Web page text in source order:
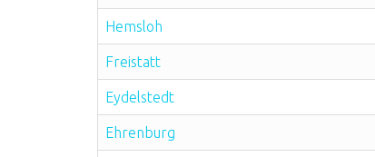
Hemsloh
Freistatt
Eydelstedt
Ehrenburg